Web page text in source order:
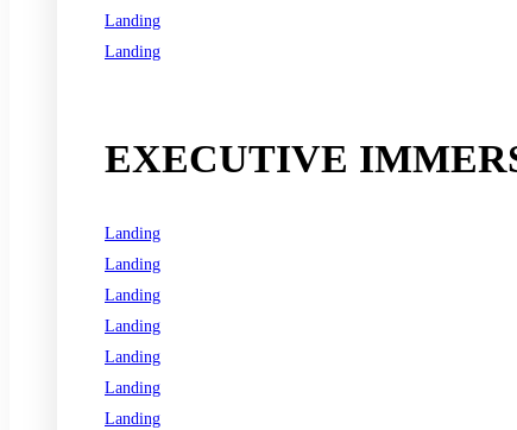
Landing
Landing
EXECUTIVE
Landing
Landing
Landing
Landing
Landing
Landing
Landing